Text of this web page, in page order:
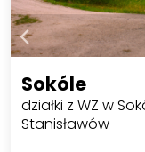
Sokóle
działki z WZ w
Stanisławów